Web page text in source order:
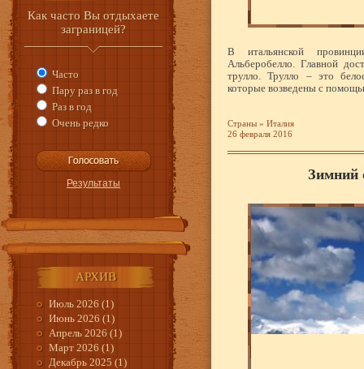
Как часто Вы отдыхаете
заграницей?
Часто
Пару раз в год
Раз в год
Очень редко
АРХИВ
Июль 2026 (1)
Июнь 2026 (1)
Апрель 2026 (1)
Март 2026 (1)
Декабрь 2025 (1)
В итальянской
Альберобелло. Главной
трулло. Трулло – это
которые возведены с
Страны » Италия
26 февраля 2016
Зимний